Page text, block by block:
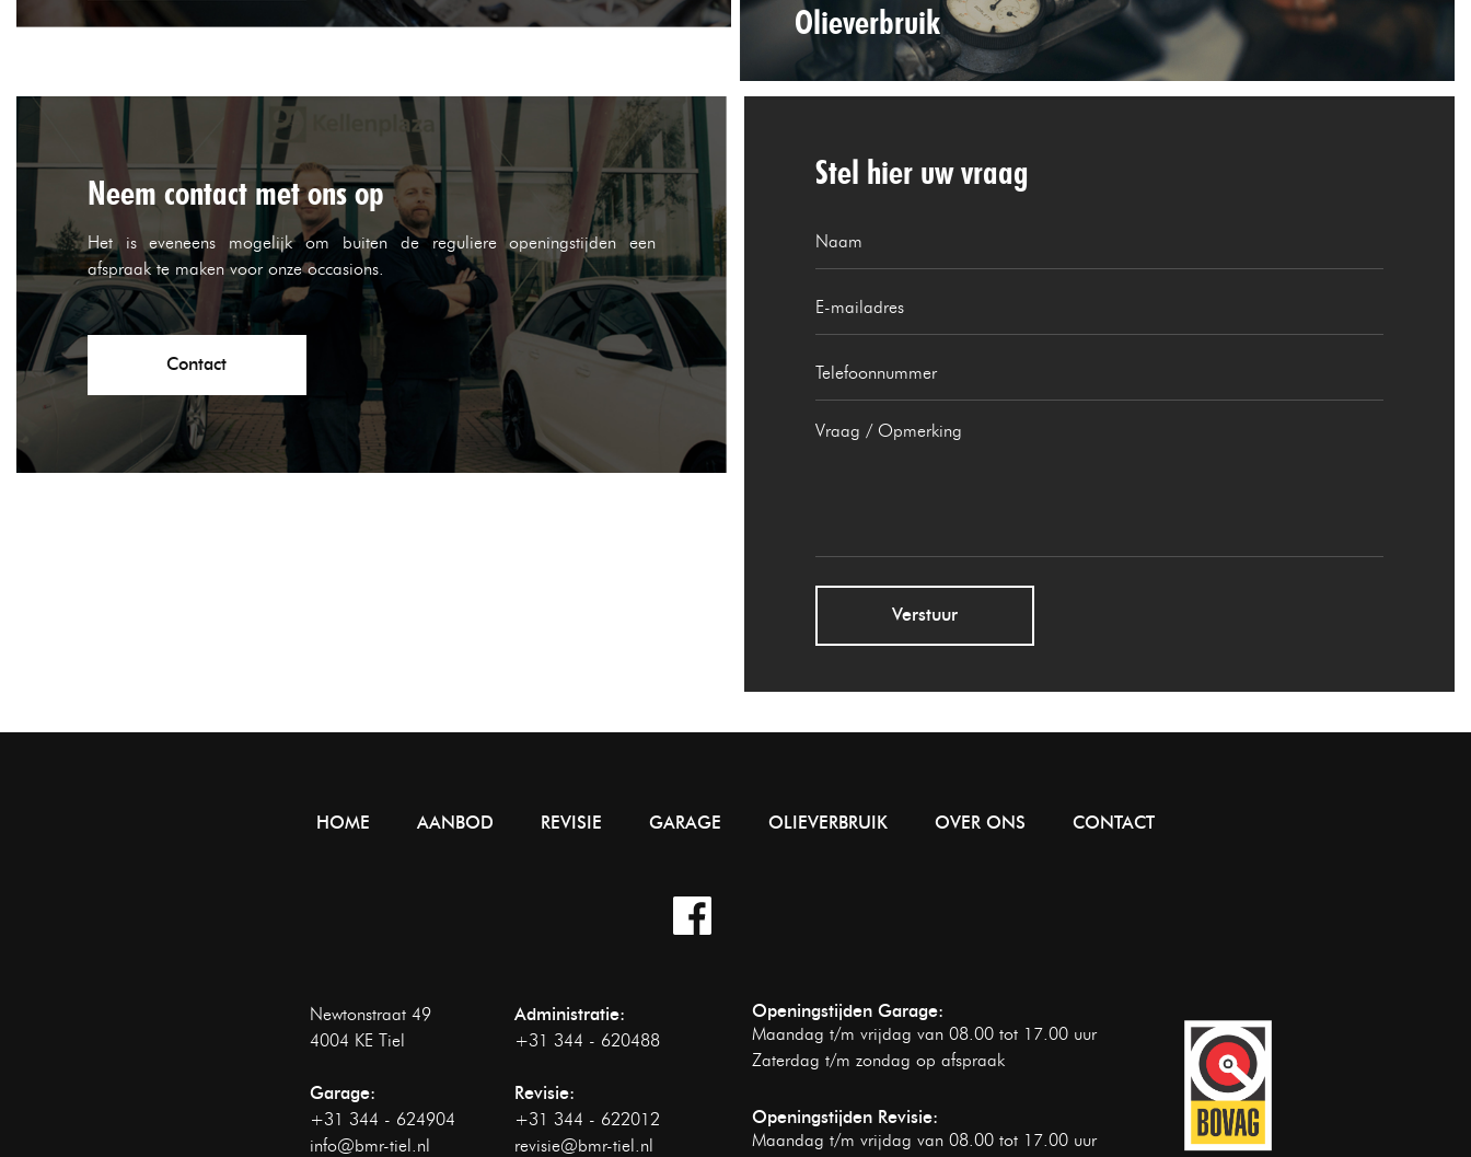
Olieverbruik
Neem contact met ons op
Het is eveneens mogelijk om buiten de reguliere openingstijden een
afspraak te maken voor onze occasions.
Contact
Stel hier uw vraag
Verstuur
HOME AANBOD REVISIE GARAGE OLIEVERBRUIK OVER ONS CONTACT
Newtonstraat 49
4004 KE Tiel
Garage:
+31 344 - 624904
info@bmr-tiel.nl
Administratie:
+31 344 - 620488
Revisie:
+31 344 - 622012
revisie@bmr-tiel.nl
Openingstijden Garage:
Maandag t/m vrijdag van 08.00 tot 17.00 uur
Zaterdag t/m zondag op afspraak
Openingstijden Revisie:
Maandag t/m vrijdag van 08.00 tot 17.00 uur